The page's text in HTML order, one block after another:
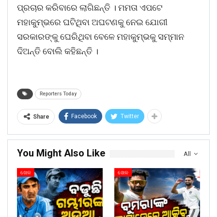
ପ୍ରଚାର କରିବାରେ ଲାଗିଛନ୍ତି । ମମତା ଏପଟେ
ମହାକୁମ୍ଭରେ ଘଟିଥିବା ଅଘଟଣକୁ ନେଇ ଯୋଗୀ
ସରକାରଙ୍କୁ ଘେରିଥିବା ବେଳେ ମହାକୁମ୍ଭକୁ ସମ୍ମାନ
ଦିଅନ୍ତି ବୋଲି କହିଛନ୍ତି ।
Reporters Today
Share Facebook Twitter
All
You Might Also Like
ଖେଳ ଖେଳ